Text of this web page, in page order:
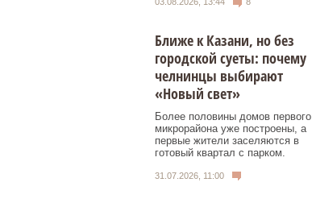
Ближе к Казани, но без
городской суеты: почему
челнинцы выбирают
«Новый свет»
Более половины домов первого
микрорайона уже построены, а
первые жители заселяются в
готовый квартал с парком.
31.07.2026, 11:00